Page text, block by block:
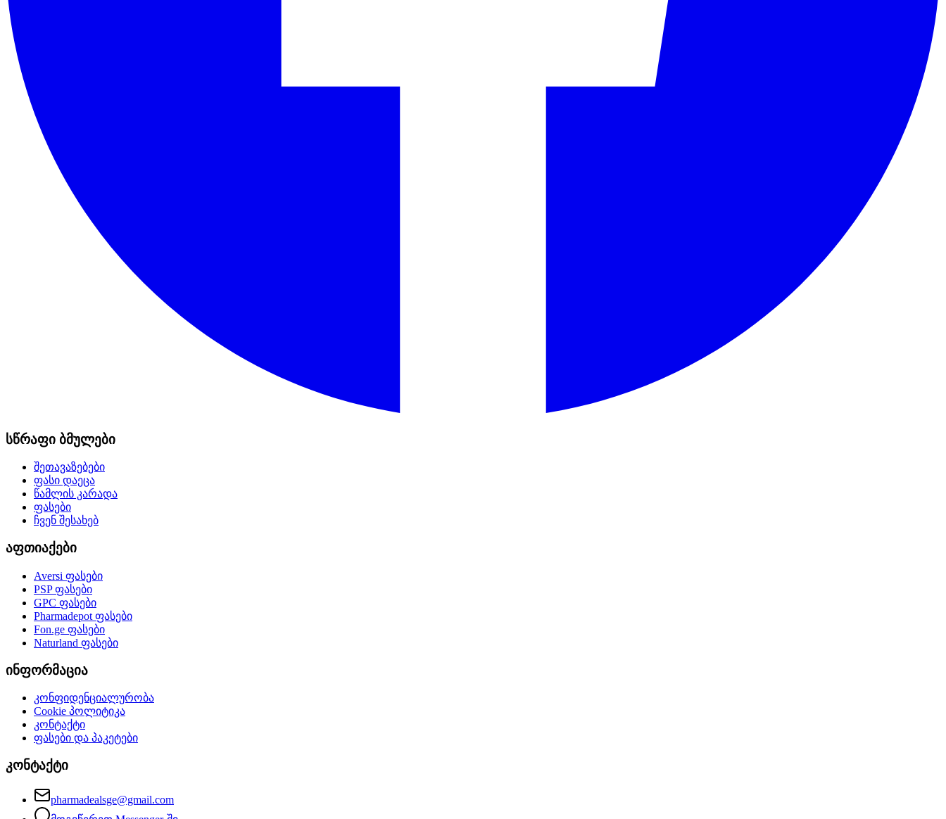
სწრაფი ბმულები
შეთავაზებები
ფასი დაეცა
წამლის კარადა
ფასები
ჩვენ შესახებ
აფთიაქები
Aversi ფასები
PSPფასები
GPC ფასები
Pharmadepot ფასები
Fon.ge ფასები
Naturland ფასები
ინფორმაცია
კონფიდენციალურობა
Cookie პოლიტიკა
კონტაქტი
ფასები და პაკეტები
კონტაქტი
pharmadealsge@gmail.com